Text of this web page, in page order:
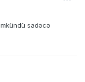
sadəcə